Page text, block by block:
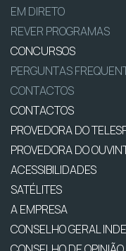
EM DIRETO
REVER PROGRAMAS
CONCURSOS
PERGUNTAS
CONTACTOS
CONTACTOS
PROVEDORA DO
PROVEDORA DO
ACESSIBILIDADES
SATÉLITES
A EMPRESA
CONSELHO GERAL